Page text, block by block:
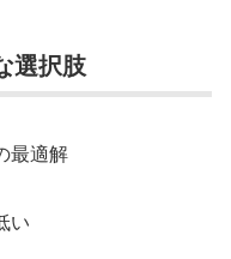
選択肢
最適解
い